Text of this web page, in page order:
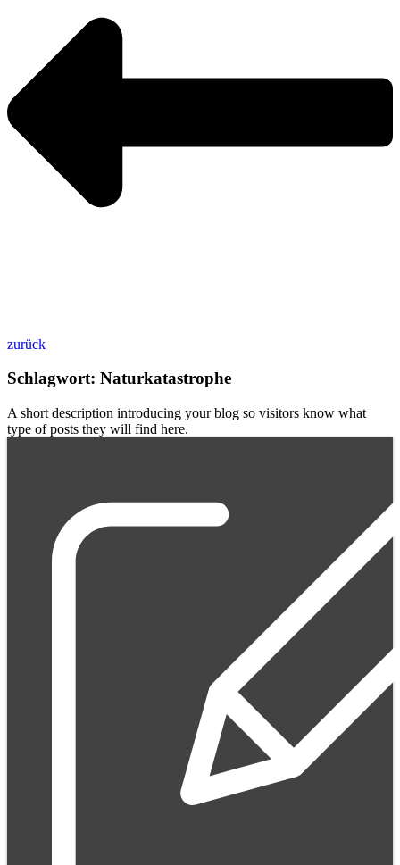
zurück
Schlagwort: Naturkatastrophe
A short description introducing your blog so visitors know what
type of posts they will find here.